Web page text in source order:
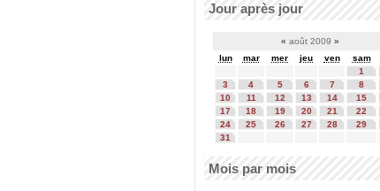
Jour après jour
« août 2009 »
lun
mar mer jeu ven sam
1
3
4 5 6 7 8
10
11 12 13 14 15
17
18 19 20 21 22
24
25 26 27 28 29
31
Mois par mois